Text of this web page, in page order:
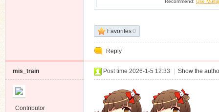
Recommend:Use
Favorites0
Reply
mis_train
Contributor
Post time 2026-1-5 12:33 Show the